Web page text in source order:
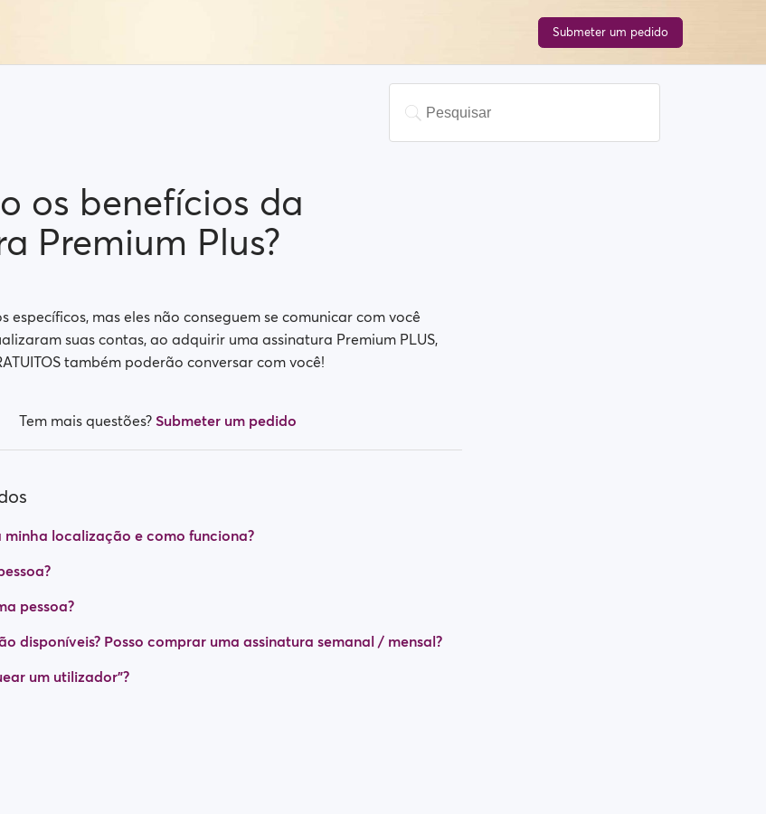
Submeter um pedido
os benefícios da
Premium Plus?
específicos, mas eles não conseguem se comunicar com você
suas contas, ao adquirir uma assinatura Premium PLUS,
também poderão conversar com você!
Tem mais questões?Submeter um pedido
localização e como funciona?
pessoa?
disponíveis? Posso comprar uma assinatura semanal / mensal?
um utilizador"?